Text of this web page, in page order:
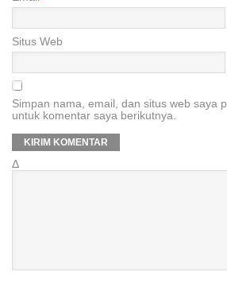
Situs Web
Simpan nama, email, dan situs web saya
untuk komentar saya berikutnya.
Δ